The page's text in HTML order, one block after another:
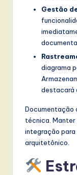
Gestão
diagrama
destacará
Documentação
técnica. Manter
integração para
arquitetônico.